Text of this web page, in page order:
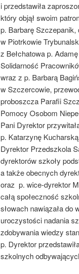
i przedstawiła
który objął swoim
p. Barbarę
w Piotrkowie
z Bełchatowa p.
Solidarność
wraz z p. Barbarą
w Szczercowie,
proboszcza Parafii
Pomocy Osobom
Pani Dyrektor
p. Katarzynę
Dyrektor Przedszkola
dyrektorów szkoły
a także obecnych
oraz p. wice-dyrektor
całą społeczność
słowach nawiązała do
uroczystości nadania
zdobywania wiedzy
p. Dyrektor
szkolnych